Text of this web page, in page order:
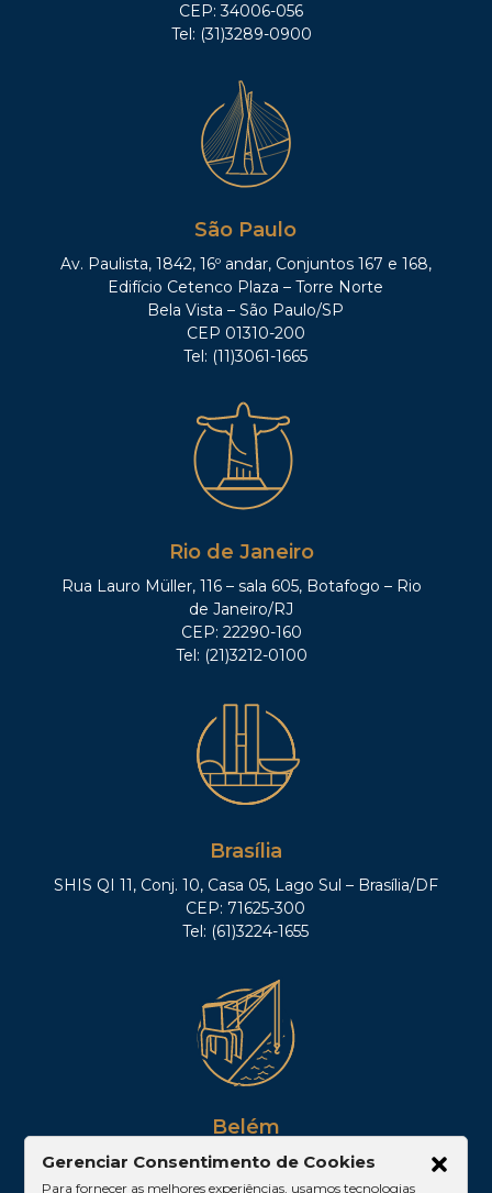
CEP: 34006-056
Tel: (31)3289-0900
São Paulo
Av. Paulista, 1842, 16º andar, Conjuntos 167 e 168,
Edifício Cetenco Plaza – Torre Norte
Bela Vista – São Paulo/SP
CEP 01310-200
Tel: (11)3061-1665
Rio de Janeiro
Rua Lauro Müller, 116 – sala 605, Botafogo – Rio
de Janeiro/RJ
CEP: 22290-160
Tel: (21)3212-0100
Brasília
SHIS QI 11, Conj. 10, Casa 05, Lago Sul – Brasília/DF
CEP: 71625-300
Tel: (61)3224-1655
Belém
Av. Visconde de Souza Franco, 05, Sala 2102 –
Edifício Quadra Corporate, Umarizal – Belém/PA
Gerenciar Consentimento de Cookies
Para fornecer as melhores experiências, usamos tecnologias